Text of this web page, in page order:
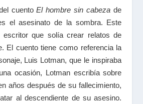
cuentoEl hombre sin cabeza de
el asesinato de la sombra. Este
escritor que solía crear relatos de
El cuento tiene como referencia la
Luis Lotman, que le inspiraba
ocasión, Lotman escribía sobre
años después de su fallecimiento,
al descendiente de su asesino.